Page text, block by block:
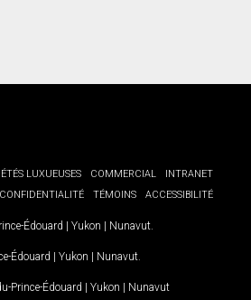
LUXUEUSES COMMERCIAL
INTRANET
CONFIDENTIALITÉ TÉMOINS ACCESSIBILITÉ
Édouard | Yukon | Nunavut
Édouard | Yukon | Nunavut
Prince-Édouard | Yukon | Nunavut